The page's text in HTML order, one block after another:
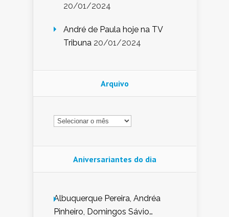
20/01/2024
André de Paula hoje na TV
Tribuna 20/01/2024
Arquivo
Arquivo
Aniversariantes do dia
Albuquerque Pereira, Andréa
Pinheiro, Domingos Sávio